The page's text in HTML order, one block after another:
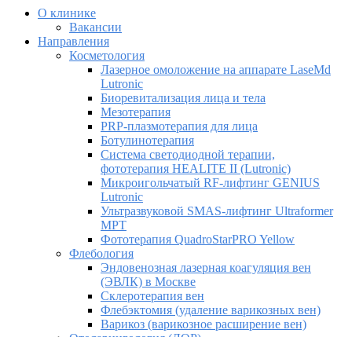
О клинике
Вакансии
Направления
Косметология
Лазерное омоложение на аппарате LaseMd
Lutronic
Биоревитализация лица и тела
Мезотерапия
PRP-плазмотерапия для лица
Ботулинотерапия
Система светодиодной терапии,
фототерапия HEALITE II (Lutronic)
Микроигольчатый RF-лифтинг GENIUS
Lutronic
Ультразвуковой SMAS-лифтинг Ultraformer
MPT
Фототерапия QuadroStarPRO Yellow
Флебология
Эндовенозная лазерная коагуляция вен
(ЭВЛК) в Москве
Склеротерапия вен
Флебэктомия (удаление варикозных вен)
Варикоз (варикозное расширение вен)